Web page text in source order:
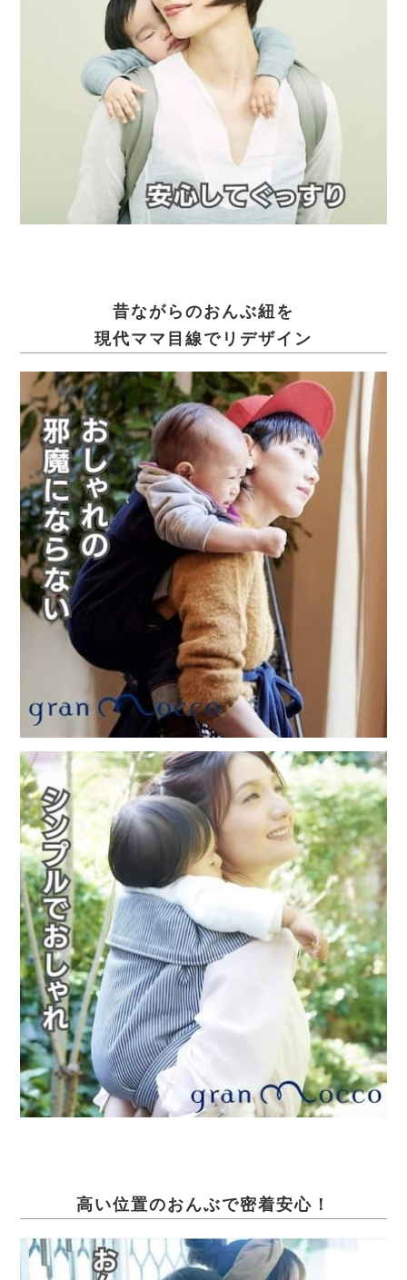
昔ながらのおんぶ紐を
現代ママ目線でリデザイン
高い位置のおんぶで密着安心！